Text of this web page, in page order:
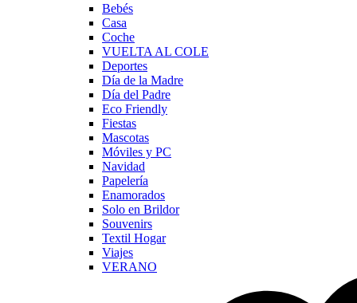
Bebés
Casa
Coche
VUELTA AL COLE
Deportes
Día de la Madre
Día del Padre
Eco Friendly
Fiestas
Mascotas
Móviles y PC
Navidad
Papelería
Enamorados
Solo en Brildor
Souvenirs
Textil Hogar
Viajes
VERANO